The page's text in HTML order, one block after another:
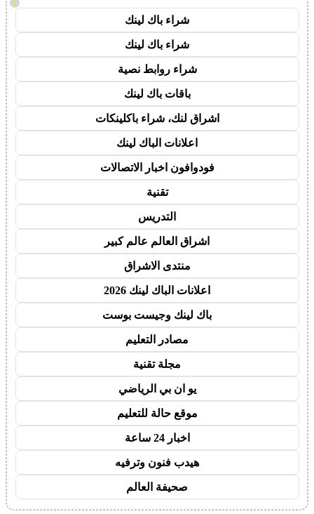
!
شراء باك لينك
شراء باك لينك
شراء روابط نصية
باقات باك لينك
اشراق لنك، شراء باكلينكات
اعلانات الباك لينك
فودوافون اخبار الاتصالات
تقنية
التدريس
اشراق العالم عالم كبير
منتدى الاشراق
اعلانات الباك لينك 2026
باك لينك وجيست بوست
مصادر التعليم
مجلة تقنية
يو ان بي الرياضي
موقع حالة للتعليم
اخبار 24 ساعة
هيدب فنون وترفيه
صحيفة العالم